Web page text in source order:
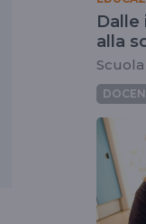
Dalle
alla
Scuola